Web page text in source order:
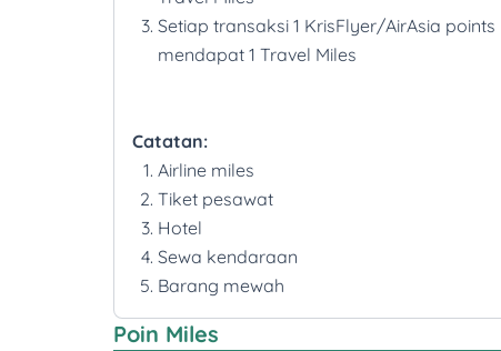
Setiap transaksi 1 KrisFlyer/AirAsia points
mendapat 1 Travel Miles
Catatan:
Airline miles
Tiket pesawat
Hotel
Sewa kendaraan
Barang mewah
Poin Miles